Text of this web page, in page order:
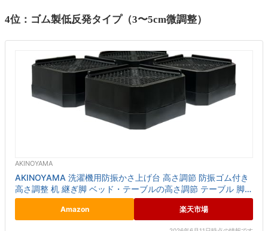
4位：ゴム製低反発タイプ（3〜5cm微調整）
AKINOYAMA
AKINOYAMA 洗濯機用防振かさ上げ台 高さ調節 防振ゴム付き
高さ調整 机 継ぎ脚 ベッド・テーブルの高さ調節 テーブル 脚
騒音軽減 滑り止め 家具に傷防止 耐荷重約200...
Amazon 楽天市場